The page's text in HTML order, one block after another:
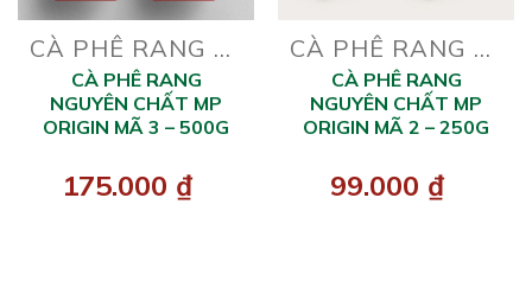
CÀ PHÊ RANG XAY
CÀ PHÊ RANG
NGUYÊN CHẤT MP
ORIGIN MÃ 3 – 500G
175.000 ₫
CÀ PHÊ RANG XAY
CÀ PHÊ RANG
NGUYÊN CHẤT MP
ORIGIN MÃ 2 – 250G
99.000 ₫